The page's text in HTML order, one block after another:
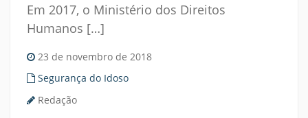
Em 2017, o Ministério dos Direitos
Humanos […]
23 de novembro de 2018
Segurança do Idoso
Redação